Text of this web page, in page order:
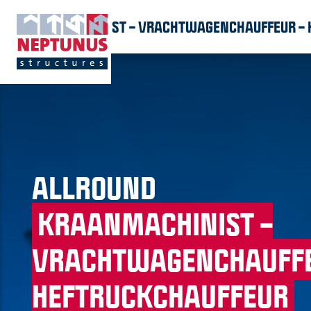
ALLROUND
KRAANMACHINIST –
HEFTRUCKCHAUFFEUR
KRAANMACHINIST – VRACHTWAGENCHAUFFEUR –